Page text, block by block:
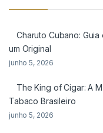
Charuto Cubano:
um Original
junho 5, 2026
The King of Cigar: A
Tabaco Brasileiro
junho 5, 2026